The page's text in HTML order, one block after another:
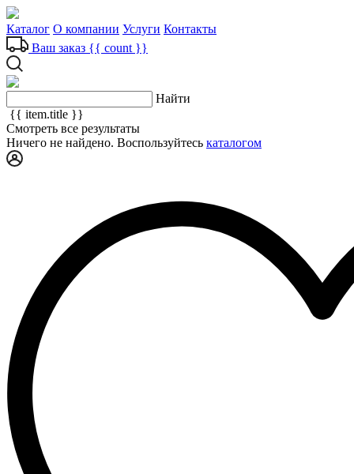
Каталог О компании Услуги Контакты
Ваш заказ {{ count }}
Найти
{{ item.title }}
Смотреть все результаты
Ничего не найдено. Воспользуйтесь каталогом